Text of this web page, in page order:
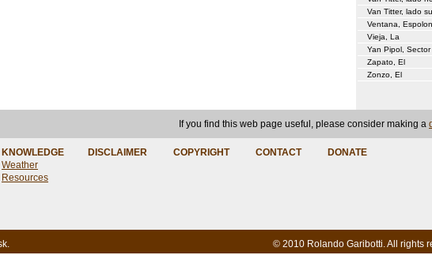
Van Titter, lado
Ventana,
Vieja, La
Yan Pipol, Sector
Zapato, El
Zonzo, El
If you find this web page useful, please consider making a
KNOWLEDGE DISCLAIMER COPYRIGHT CONTACT
DONATE
Weather
Resources
© 2010 Rolando Garibotti. All rights